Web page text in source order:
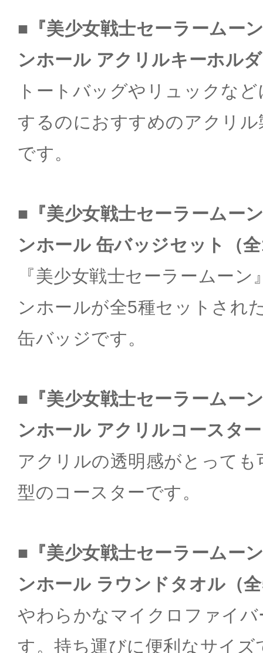
■『美少女戦士セーラームー
ンホール アクリルキーホル
トートバッグやリュックな
するのにおすすめのアクリ
です。
■『美少女戦士セーラームー
ンホール 缶バッジセット（
『美少女戦士セーラームー
ンホールが全5種セットされ
缶バッジです。
■『美少女戦士セーラームー
ンホール アクリルコースタ
アクリルの透明感がとって
型のコースターです。
■『美少女戦士セーラームー
ンホール ラウンドタオル（
やわらかなマイクロファイ
す。持ち運びに便利なサイズ